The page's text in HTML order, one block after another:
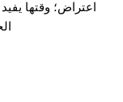
اعتراض؛ وقتها